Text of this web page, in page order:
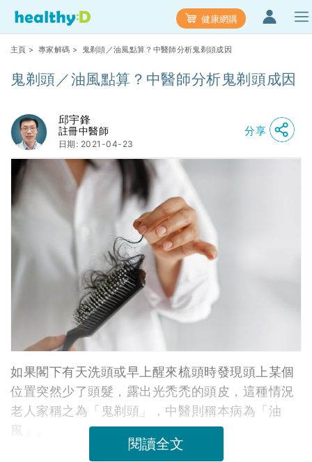
健康網購
主頁 > 專家解碼 > 鬼剃頭／油風點算？中醫師分析鬼剃頭成因
鬼剃頭／油風點算？中醫師分析鬼剃頭成因
邱宇鋒
註冊中醫師
日期: 2021-04-23
分享
如果閣下有天洗頭或早上醒來梳頭時發現頭上某個
位置突然少了頭髮，露出光禿禿的頭皮，這種情況
老人家稱之為「鬼剃頭」，中醫則稱本病為「油
風」。
閱讀全文